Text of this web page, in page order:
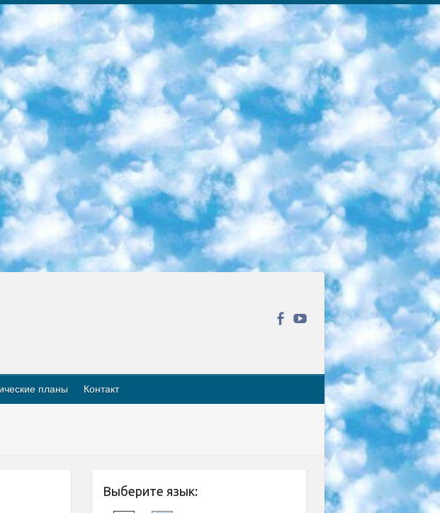
бесплатно. 1. «ИНТУИТ» Старейшая образовательная площадка Рунета. Здесь вы найдёте сотни текстовых и видеокурсов на десятки различных тем — от программирования до психологии. Многие курсы подготовлены российскими университетами и крупными международными компаниями вроде Intel и Microsoft. Самостоятельное обучение бесплатное, но желающие могут оплатить услуги персональных наставников. 2. «Смартия» знакомит с актуальными профессиями и подсказывает, как им обучаться. Выбрав заинтересовавшую вас специальность — SMM-специалист, фотограф, веб-дизайнер или другую, — увидите список необходимых для неё умений. Чтобы вы могли освоить их самостоятельно, для каждого умения площадка отображает подборку ссылок на учебные материалы. Хотя «Смартия» ориентируется на русскоязычную аудиторию, часть контента всё же доступна только на английском. 3. «Лекторий Физтеха» Проект Московского физико-технического института (Физтеха). С его помощью вы можете смотреть онлайн серии лекций, записанные на видео в этом вузе. В числе доступных предметов — физика, биология, химия, информационные технологии и другие. К некоторым лекциям администрация ресурса прилагает готовые конспекты, которые можно скачивать в PDF-формате. 4. ITMOcourses Онлайн-площадка Санкт-Петербургского национального исследовательского университета информационных технологий, механики и оптики (ИТМО). Ресурс предоставляет свободный доступ к курсам, разработанным в этом вузе. Каталог материалов разбит на четыре категории: «Оптические системы и технологии», «Приборостроение и робототехника», «Информационные технологии» и «Биотехнологии». Курсы состоят из видеолекций, интерактивных демонстраций и заданий. 5. «КиберЛенинка» Электронная научная библиотека открытого доступа. Каталог площадки регулярно обрастает текстами статей из различных научных изданий. Сгруппированные по журналам и рубрикам публикации можно читать онлайн или скачивать целиком в PDF-формате. Проект нацелен на популяризацию науки за счёт открытого доступа к качественной информации. 6. «ПостНаука» На этом ресурсе публикуют подборки видеолекций, составленные экспертами из разных отраслей и объединённые общими темами. Среди них, к примеру, есть серии «Биоинформатика и геномика», «Культура средневековой Скандинавии» и Cinema Studies о теории кино. Каждая подборка лекций — логически связанная история, рассказанная экспертом от первого лица. Кроме того, на сайте появляются научно-образовательные статьи и тесты на разные темы. 7. «Newочём» Команда проекта «Newочём» отбирает самые интересные тексты из англоязычных СМИ и переводит те из них, за которые голосуют участники сообщества «ВКонтакте». По большей части это научно-популярные статьи. Редакторы придумывают лишь заголовки, в остальном содержание переводов соответствует оригиналам. Полные тексты можно читать прямо в социальной сети. 8. InternetUrok Онлайн-база материалов по основным дисциплинам школьной программы. Информация на сайте структурирована по классам, предметам и темам (урокам). Каждый урок состоит из видеолекций и конспектов. Есть также интерактивные тренажёры и тесты для закрепления пройденного материала. Даже если вы давно окончили школу, возможность повторить программу старших классов всегда может пригодиться. 9. Edutainme Ещё один ресурс об образовании. В отличие от Newtonew, как мне кажется, Edutainme больше ориентируется на представителей индустрии: педагогов, предпринимателей, разработчиков образовательных проектов. Но и любой, кто просто стремится к саморазвитию, найдёт на сайте много полезного и интересного для себя. Например, информацию о новых курсах и образовательных сервисах. 10. Newtonew Онлайн-медиа об образовании и обучении в широком смысле. Авторы Newtonew пишут об инструментах, заведениях, тактиках и стратегиях, которые помогают учить других и получать новые знания самостоятельно. На этой площадке вы найдёте новости, обзоры, аналитические мат
планы Контакт
Выберите язык: